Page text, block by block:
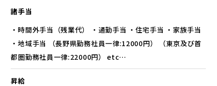
諸手当
・時間外手当（残業代） ・通勤手当 ・住宅手当 ・家族手当
・地域手当 （長野県勤務社員一律:12000円） （東京及び首
都圏勤務社員一律:22000円） etc…
昇給